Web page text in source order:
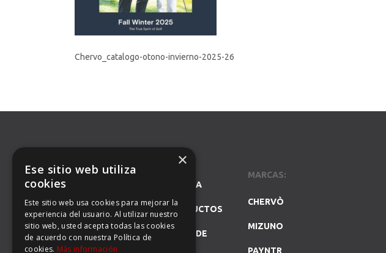
Chervo_catalogo-otono-invierno-2025-26
SOMOS ESPECIALISTAS EN LA
REPRESENTACIÓN DE PRODUCTOS
DE GOLF Y DISTRIBUIDORES DE
MARCAS:
CHERVÒ
MIZUNO
PAYNTR
×
Ese sitio web utiliza
cookies
Este sitio web usa cookies para mejorar la
experiencia del usuario. Al utilizar nuestro
sitio web, usted acepta todas las cookies
de acuerdo con nuestra Política de
cookies. Más información